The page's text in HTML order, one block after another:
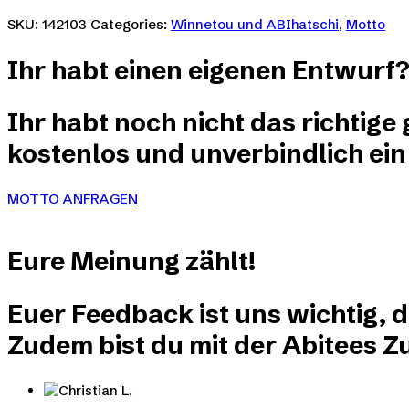
auf
Produktseite
gewählt
mehrere
auf.
Die
können
auf
der
werden
SKU: 142103 Categories: Winnetou und ABIhatschi, Motto
Ihr habt einen eigenen Entwurf?
Ihr habt noch nicht das richtige
kostenlos und unverbindlich
MOTTO ANFRAGEN
Eure Meinung zählt!
Euer Feedback ist uns wichtig,
Zudem bist du mit der Abitees